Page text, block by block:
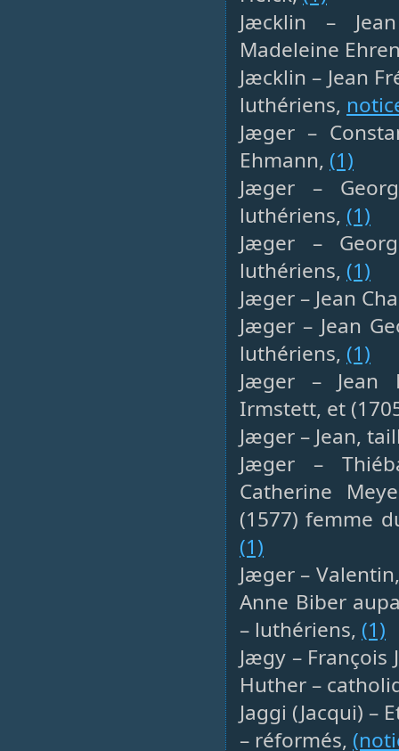
Jæcklin –
Madeleine
Jæcklin – Jean
luthériens,
Jæger –
Ehmann, (1)
Jæger –
luthériens, (1)
Jæger –
luthériens, (1)
Jæger – Jean
Jæger – Jean
luthériens, (1)
Jæger – Jean
Irmstett, et
Jæger – Jean,
Jæger –
Catherine
(1577) femme
(1)
Jæger –
Anne Biber
– luthériens, (1)
Jægy – François
Huther –
Jaggi (Jacqui) –
– réformés,